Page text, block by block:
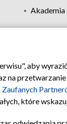
Akademia
Regulamin TVP
aby
na
Zaufanych
które